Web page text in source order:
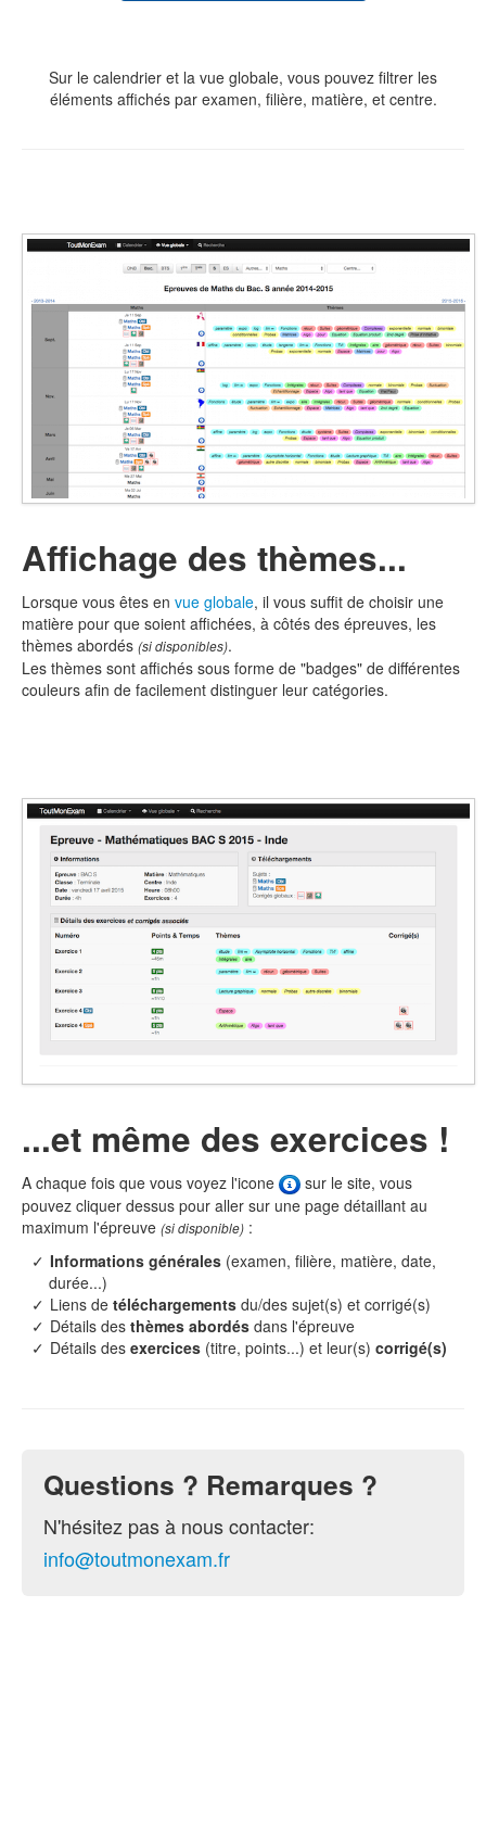
Sur le calendrier et la vue globale, vous pouvez filtrer les
éléments affichés par examen, filière, matière, et centre.
Affichage des thèmes...
Lorsque vous êtes en vue globale, il vous suffit de choisir une
matière pour que soient affichées, à côtés des épreuves, les
thèmes abordés (si disponibles).
Les thèmes sont affichés sous forme de "badges" de différentes
couleurs afin de facilement distinguer leur catégories.
...et même des exercices !
A chaque fois que vous voyez l'icone
sur le site, vous
pouvez cliquer dessus pour aller sur une page détaillant au
maximum l'épreuve (si disponible) :
Informations générales (examen, filière, matière, date,
durée...)
Liens detéléchargements du/des sujet(s) et corrigé(s)
Détails desthèmes abordés dans l'épreuve
Détails desexercices (titre, points...) et leur(s)corrigé(s)
Questions ? Remarques ?
N'hésitez pas à nous contacter:
info@toutmonexam.fr